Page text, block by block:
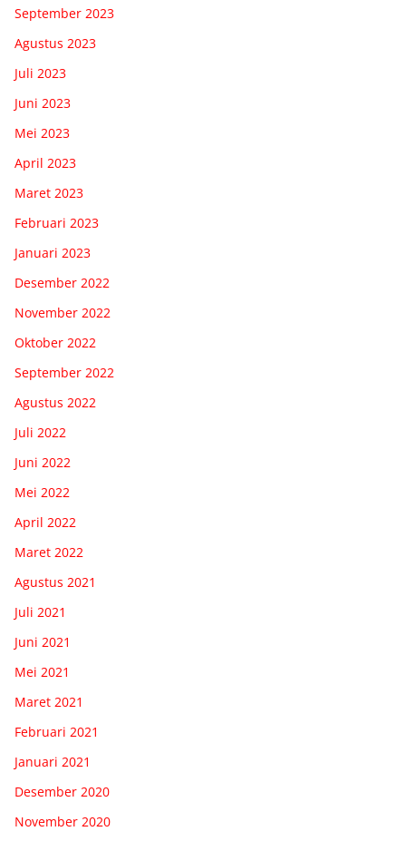
September 2023
Agustus 2023
Juli 2023
Juni 2023
Mei 2023
April 2023
Maret 2023
Februari 2023
Januari 2023
Desember 2022
November 2022
Oktober 2022
September 2022
Agustus 2022
Juli 2022
Juni 2022
Mei 2022
April 2022
Maret 2022
Agustus 2021
Juli 2021
Juni 2021
Mei 2021
Maret 2021
Februari 2021
Januari 2021
Desember 2020
November 2020